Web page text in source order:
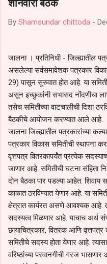
परतूर यांनाही पाठविण्यात आल्या
पालकांचे लक्ष लागले आहे. या न...
By Shamsundar chittoda -
जालना । प्रतिनिधी - जिल्ह्यातील
असलेल्या सर्वसमावेशक पत्रकार
29) पासून सुरुवात होत आहे. या
असून इच्छुकांनी सभासद नोंदणीचा
तसेच समितीच्या वाटचालीची दिशा
बैठकीचे आयोजन करण्यात आले आहे.
जालना जिल्ह्यातील पत्रकारांच्या
पत्रकार विकास समितीची स्थापना
वृत्तपत्र वितरकापर्यंत प्रत्येक
जाणार आहे. समितीची घटना संहिता
दोन बैठका पार पडल्या आहेत. शिवाय
काळात ठरविण्यात येणार आहे. या
क्षेत्रात कार्यरत असणे आवश्यक आहे.
सदस्यत्व मिळणार आहे. याचाच अर्थ
छायाचित्रकार, वितरक आणि वृत्तपत्र
समितीचे सदस्य होता येणार आहे.
वरिष्ठांच्या परवानगीची गरज भासणार